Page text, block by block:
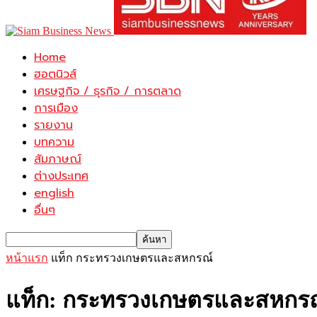
Home
ฮอตนิวส์
เศรษฐกิจ / ธุรกิจ / การตลาด
การเมือง
รายงาน
บทความ
สัมภาษณ์
ต่างประเทศ
english
อื่นๆ
หน้าแรก แท็ก กระทรวงเกษตรและสหกรณ์
แท็ก: กระทรวงเกษตรและสหก